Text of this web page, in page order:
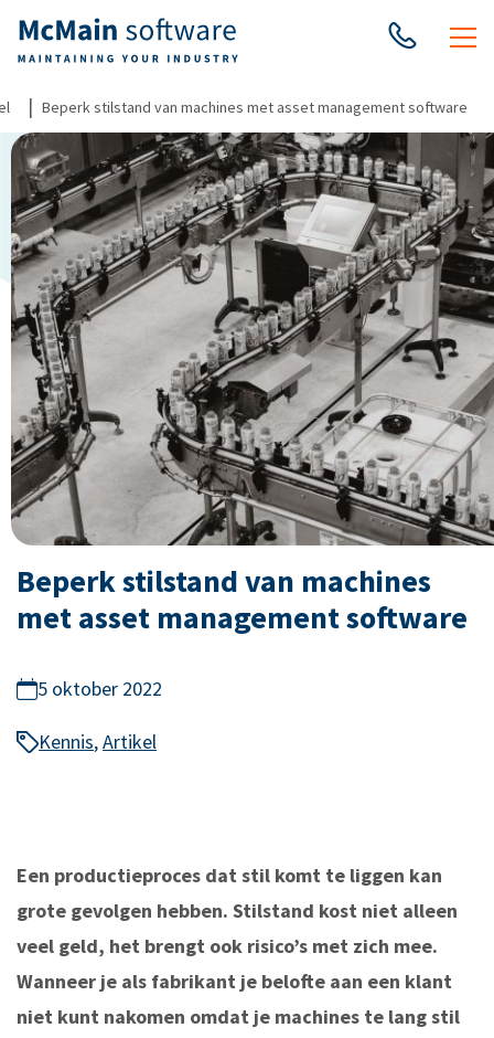
| Beperk stilstand van machines met asset management software
Beperk stilstand van machines
met asset management software
5 oktober 2022
Kennis,Artikel
Een productieproces dat stil komt te liggen kan
grote gevolgen hebben. Stilstand kost niet alleen
veel geld, het brengt ook risico’s met zich mee.
Wanneer je als fabrikant je belofte aan een klant
niet kunt nakomen omdat je machines te lang stil